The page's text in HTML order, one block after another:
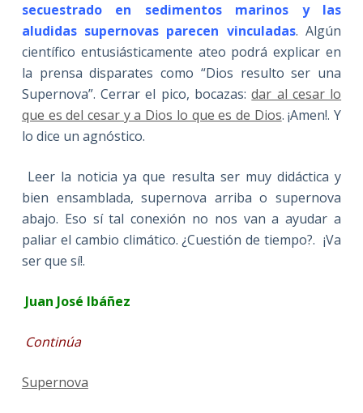
secuestrado en sedimentos marinos y las
aludidas supernovas parecen vinculadas. Algún
científico entusiásticamente ateo podrá explicar en
la prensa disparates como “Dios resulto ser una
Supernova”. Cerrar el pico, bocazas:dar al cesar lo
que es del cesar y a Dios lo que es de Dios. ¡Amen!. Y
lo dice un agnóstico.
Leer la noticia ya que resulta ser muy didáctica y
bien ensamblada, supernova arriba o supernova
abajo. Eso sí tal conexión no nos van a ayudar a
paliar el cambio climático. ¿Cuestión de tiempo?. ¡Va
ser que sí!.
Juan José Ibáñez
Continúa
Supernova